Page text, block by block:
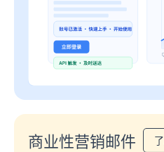
商业性营销邮件